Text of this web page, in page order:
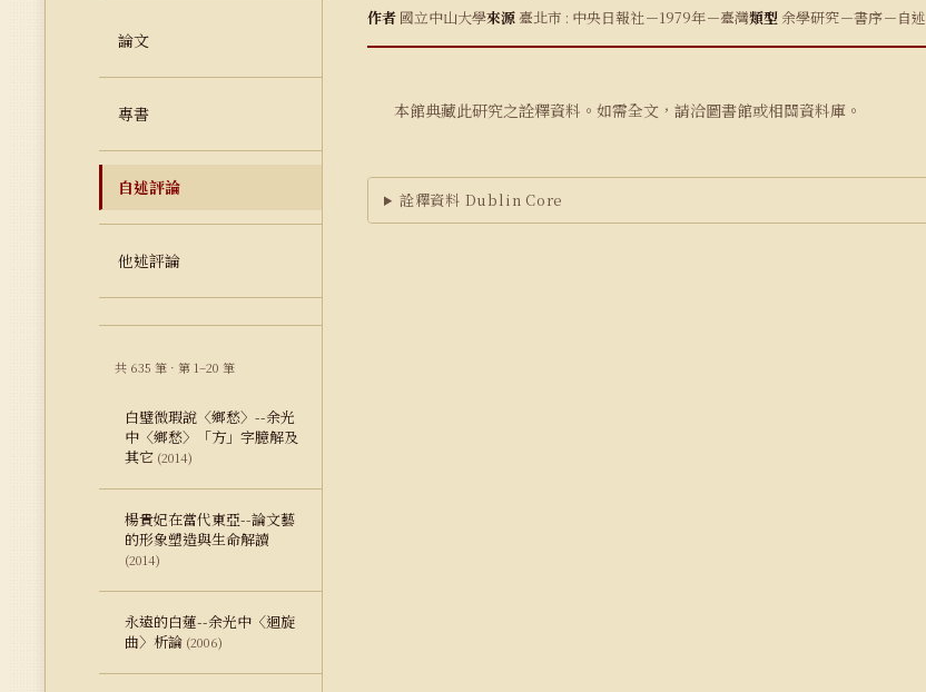
論文
專書
自述評論
他述評論
共 635 筆 · 第 1–20 筆
白璧微瑕說〈鄉愁〉--余光
中〈鄉愁〉「方」字臆解及
其它 (2014)
楊貴妃在當代東亞--論文藝
的形象塑造與生命解讀
(2014)
永遠的白蓮--余光中〈迴旋
曲〉析論 (2006)
作者 國立中山大學來源臺北市 : 中央日報社－1979年－臺灣類型 余學研究－書序－自述
本館典藏此研究之詮釋資料。如需全文，請洽圖書館或相關資料庫。
詮釋資料 Dublin Core